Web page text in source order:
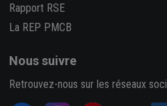
Rapport RSE
La REP PMCB
Nous suivre
Retrouvez-nous sur les réseaux